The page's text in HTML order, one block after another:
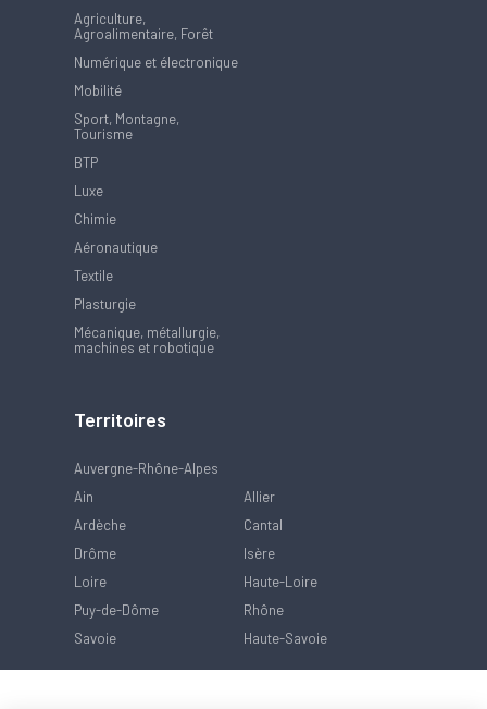
Agriculture,
Agroalimentaire, Forêt
Numérique et électronique
Mobilité
Sport, Montagne,
Tourisme
BTP
Luxe
Chimie
Aéronautique
Textile
Plasturgie
Mécanique, métallurgie,
machines et robotique
Territoires
Auvergne-Rhône-Alpes
Ain
Allier
Ardèche
Cantal
Drôme
Isère
Loire
Haute-Loire
Puy-de-Dôme
Rhône
Savoie
Haute-Savoie